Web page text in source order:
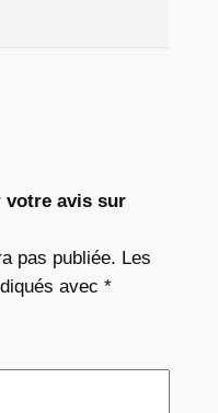
votre avis sur
pas publiée. Les
avec *